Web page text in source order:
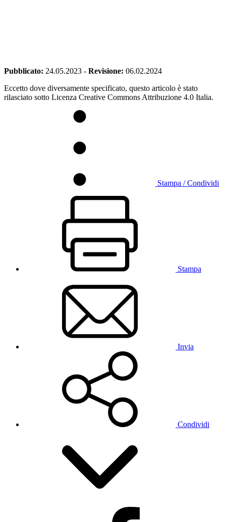
Pubblicato: 24.05.2023 - Revisione: 06.02.2024
Eccetto dove diversamente specificato, questo articolo è stato
rilasciato sotto Licenza Creative Commons Attribuzione 4.0 Italia.
Stampa / Condividi
Stampa
Invia
Condividi